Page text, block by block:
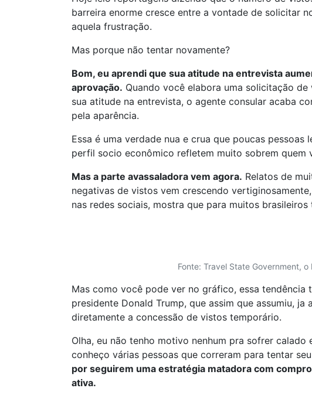
barreira enorme cresce entre a vontade de solicitar
aquela frustração.
Mas porque não tentar novamente?
Bom, eu aprendi que sua atitude na entrevista
aprovação. Quando você elabora uma solicitação
sua atitude na entrevista, o agente consular acaba
pela aparência.
Essa é uma verdade nua e crua que poucas
perfil socio econômico refletem muito sobrem quem
Mas a parte avassaladora vem agora. Relatos de
negativas de vistos vem crescendo
nas redes sociais, mostra que para muitos
Fonte: Travel State Government,
Mas como você pode ver no gráfico, essa tendência
presidente Donald Trump, que assim que assumiu,
diretamente a concessão de vistos temporário.
Olha, eu não tenho motivo nenhum pra sofrer
conheço várias pessoas que correram para tentar seu
por seguirem uma estratégia matadora com
ativa.